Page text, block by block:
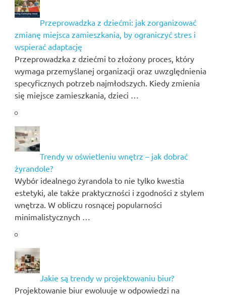
Przeprowadzka z dziećmi: jak zorganizować
zmianę miejsca zamieszkania, by ograniczyć stres i
wspierać adaptację
Przeprowadzka z dziećmi to złożony proces, który
wymaga przemyślanej organizacji oraz uwzględnienia
specyficznych potrzeb najmłodszych. Kiedy zmienia
się miejsce zamieszkania, dzieci …
Trendy w oświetleniu wnętrz – jak dobrać
żyrandole?
Wybór idealnego żyrandola to nie tylko kwestia
estetyki, ale także praktyczności i zgodności z stylem
wnętrza. W obliczu rosnącej popularności
minimalistycznych …
Jakie są trendy w projektowaniu biur?
Projektowanie biur ewoluuje w odpowiedzi na